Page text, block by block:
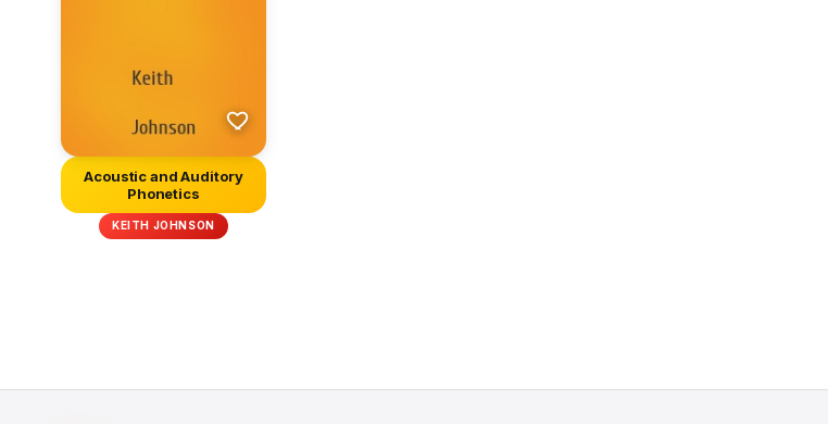
Acoustic and Auditory
Phonetics
KEITH JOHNSON